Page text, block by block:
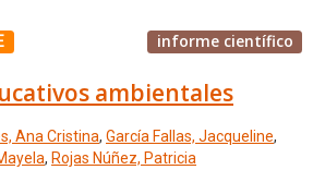
informe científico
ambientales
Ana Cristina, García Fallas, Jacqueline,
, Rojas Núñez, Patricia